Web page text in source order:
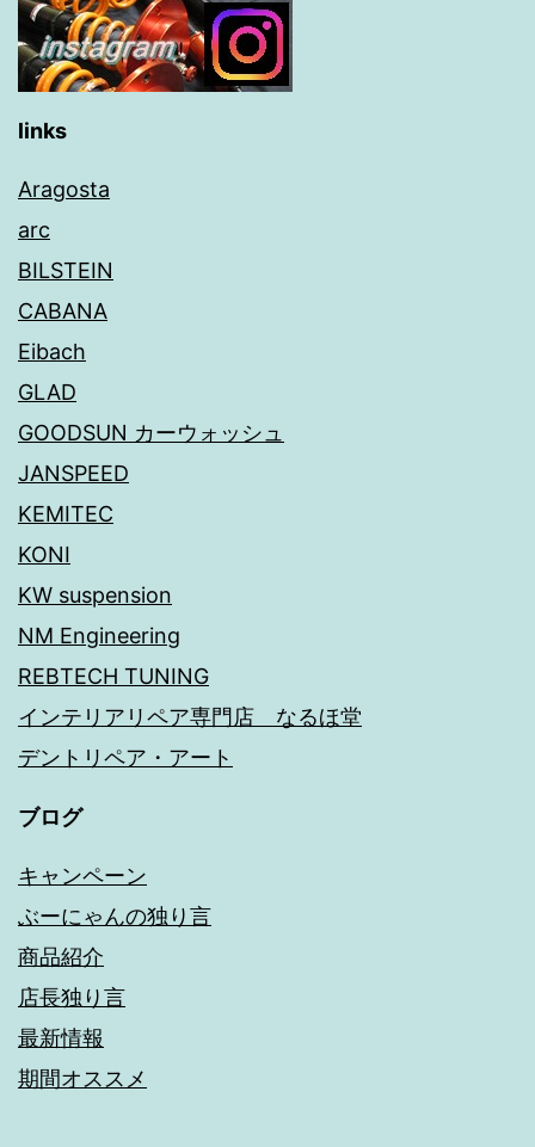
links
Aragosta
arc
BILSTEIN
CABANA
Eibach
GLAD
GOODSUN カーウォッシュ
JANSPEED
KEMITEC
KONI
KW suspension
NM Engineering
REBTECH TUNING
インテリアリペア専門店 なるほ堂
デントリペア・アート
ブログ
キャンペーン
ぶーにゃんの独り言
商品紹介
店長独り言
最新情報
期間オススメ